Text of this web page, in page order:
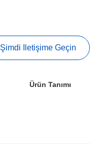
Şimdi Iletişime Geçin
Ürün Tanımı